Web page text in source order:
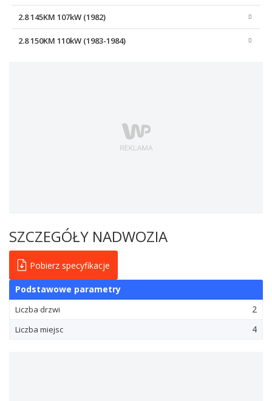
2.8 145KM 107kW (1982)
2.8 150KM 110kW (1983-1984)
SZCZEGÓŁY NADWOZIA
Pobierz specyfikacje
Podstawowe parametry
Liczba drzwi 2
Liczba miejsc 4